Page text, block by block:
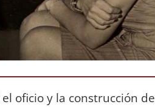
oficio y la construcción de